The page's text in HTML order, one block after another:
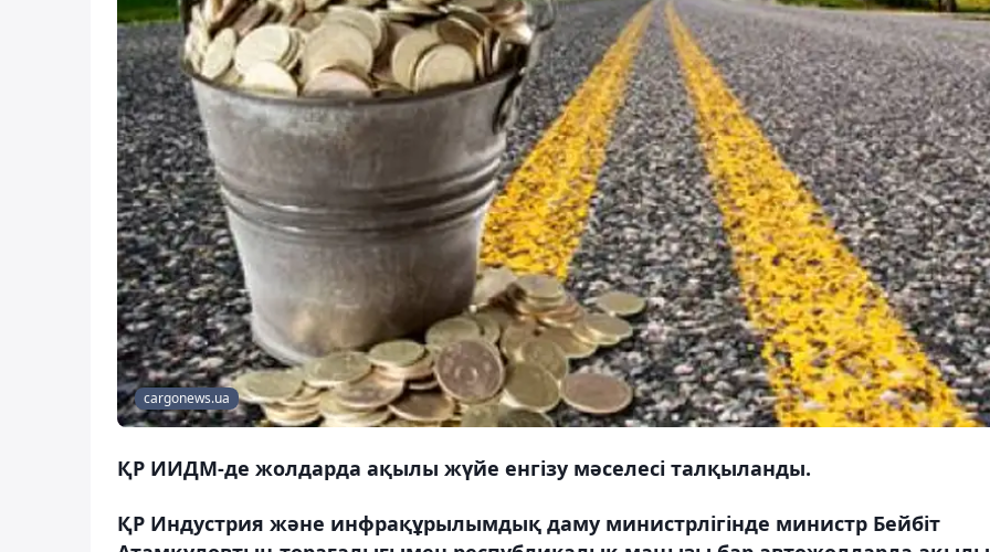
cargonews.ua
ҚР ИИДМ-де жолдарда ақылы жүйе енгізу мәселесі талқыланды.
ҚР Индустрия және инфрақұрылымдық даму министрлігінде министр Бейбіт